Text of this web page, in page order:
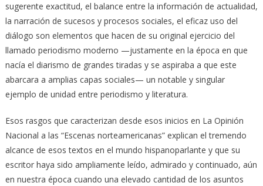
sugerente exactitud, el balance entre la información de actualidad,
la narración de sucesos y procesos sociales, el eficaz uso del
diálogo son elementos que hacen de su original ejercicio del
llamado periodismo moderno —justamente en la época en que
nacía el diarismo de grandes tiradas y se aspiraba a que este
abarcara a amplias capas sociales— un notable y singular
ejemplo de unidad entre periodismo y literatura.
Esos rasgos que caracterizan desde esos inicios en La Opinión
Nacional a las “Escenas norteamericanas” explican el tremendo
alcance de esos textos en el mundo hispanoparlante y que su
escritor haya sido ampliamente leído, admirado y continuado, aún
en nuestra época cuando una elevado cantidad de los asuntos